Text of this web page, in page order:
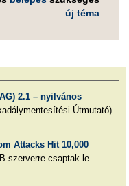
új téma
2.1 – nyilvános
Útmutató)
Attacks Hit 10,000
szerverre csaptak le